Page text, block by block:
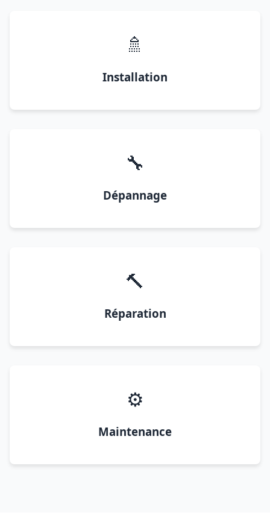
🚿
Installation
🔧
Dépannage
🔨
Réparation
⚙️
Maintenance